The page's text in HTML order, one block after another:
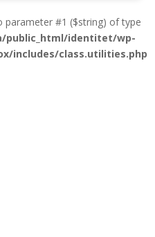
parameter #1 ($string) of type
public_html/identitet/wp-
includes/class.utilities.php